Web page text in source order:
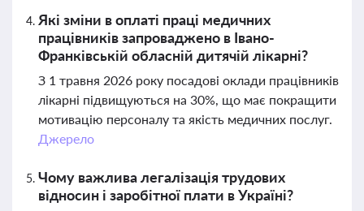
Які зміни в оплаті праці медичних
працівників запроваджено в Івано-
Франківській обласній дитячій лікарні?
З 1 травня 2026 року посадові оклади працівників
лікарні підвищуються на 30%, що має покращити
мотивацію персоналу та якість медичних послуг.
Джерело
Чому важлива легалізація трудових
відносин і заробітної плати в Україні?